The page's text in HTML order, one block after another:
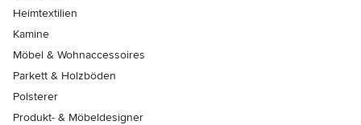
Heimtextilien
Kamine
Möbel & Wohnaccessoires
Parkett & Holzböden
Polsterer
Produkt- & Möbeldesigner